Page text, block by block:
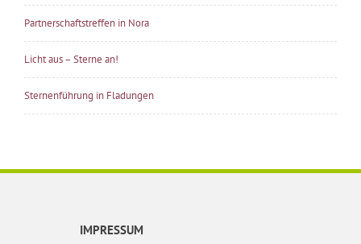
Partnerschaftstreffen in Nora
Licht aus – Sterne an!
Sternenführung in Fladungen
IMPRESSUM